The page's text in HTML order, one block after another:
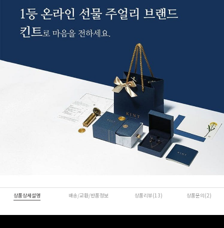
상품상세설명 배송/교환/반품정보 상품리뷰(13) 상품문의(2)